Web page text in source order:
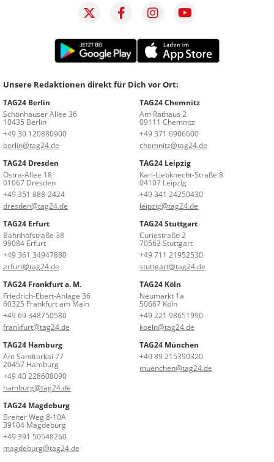
Unsere Redaktionen direkt für Dich vor Ort:
TAG24 Berlin
Schönhauser Allee 36
10435 Berlin
+49 30 120880900
berlin@tag24.de
TAG24 Chemnitz
Am Rathaus 2
09111 Chemnitz
+49 371 6906600
chemnitz@tag24.de
TAG24 Dresden
Ostra-Allee 18
01067 Dresden
+49 351 888-2424
dresden@tag24.de
TAG24 Leipzig
Karl-Liebknecht-Straße 8
04107 Leipzig
+49 341 24250430
leipzig@tag24.de
TAG24 Erfurt
Bahnhofstraße 38
99084 Erfurt
+49 361 34947880
erfurt@tag24.de
TAG24 Stuttgart
Curiestraße 2
70563 Stuttgart
+49 711 21952530
stuttgart@tag24.de
TAG24 Frankfurt a. M.
Friedrich-Ebert-Anlage 36
60325 Frankfurt am Main
+49 69 348750580
frankfurt@tag24.de
TAG24 Köln
Neumarkt 1a
50667 Köln
+49 221 98651990
koeln@tag24.de
TAG24 Hamburg
Am Sandtorkai 77
20457 Hamburg
+49 40 228608090
hamburg@tag24.de
TAG24 München
+49 89 215390320
muenchen@tag24.de
TAG24 Magdeburg
Breiter Weg 8-10A
39104 Magdeburg
+49 391 50548260
magdeburg@tag24.de